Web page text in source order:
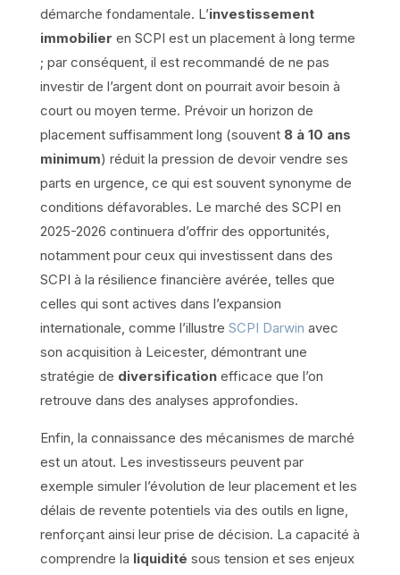
démarche fondamentale. L’investissement
immobilier en SCPI est un placement à long terme
; par conséquent, il est recommandé de ne pas
investir de l’argent dont on pourrait avoir besoin à
court ou moyen terme. Prévoir un horizon de
placement suffisamment long (souvent 8 à 10 ans
minimum) réduit la pression de devoir vendre ses
parts en urgence, ce qui est souvent synonyme de
conditions défavorables. Le marché des SCPI en
2025-2026 continuera d’offrir des opportunités,
notamment pour ceux qui investissent dans des
SCPI à la résilience financière avérée, telles que
celles qui sont actives dans l’expansion
internationale, comme l’illustre SCPI Darwin avec
son acquisition à Leicester, démontrant une
stratégie de diversificationefficace que l’on
retrouve dans des analyses approfondies.
Enfin, la connaissance des mécanismes de marché
est un atout. Les investisseurs peuvent par
exemple simuler l’évolution de leur placement et les
délais de revente potentiels via des outils en ligne,
renforçant ainsi leur prise de décision. La capacité à
comprendre la liquidité sous tension et ses enjeux